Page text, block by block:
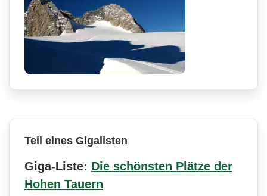
Teil eines Gigalisten
Giga-Liste: Die schönsten Plätze der
Hohen Tauern